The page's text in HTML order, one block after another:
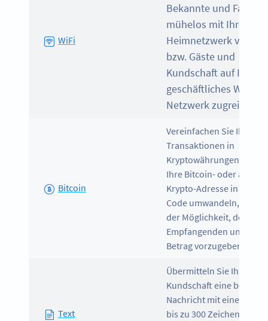
WiFi
Bekannte und Familie
mühelos mit Ihrem
Heimnetzwerk
bzw. Gäste und
Kundschaft auf Ihr
geschäftliches WLAN-
Netzwerk zugreifen.
Bitcoin
Vereinfachen Sie Ihre
Transaktionen in
Kryptowährungen,
Ihre Bitcoin- oder andere
Krypto-Adresse in einen
Code umwandeln,
der Möglichkeit, den
Empfangenden und den
Betrag vorzugeben.
Text
Übermitteln Sie Ihrer
Kundschaft eine
Nachricht mit einer
bis zu 300 Zeichen in